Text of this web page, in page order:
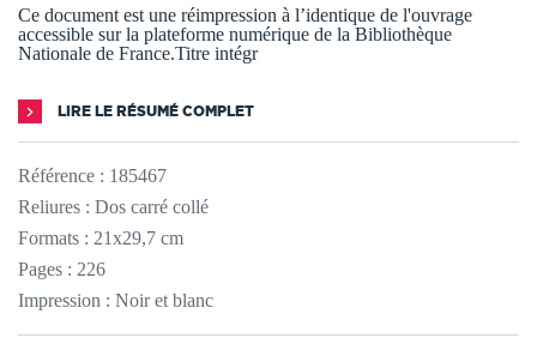
Ce document est une réimpression à l’identique de l'ouvrage
accessible sur la plateforme numérique de la Bibliothèque
Nationale de France.Titre intégr
LIRE LE RÉSUMÉ COMPLET
Référence : 185467
Reliures : Dos carré collé
Formats : 21x29,7 cm
Pages : 226
Impression : Noir et blanc